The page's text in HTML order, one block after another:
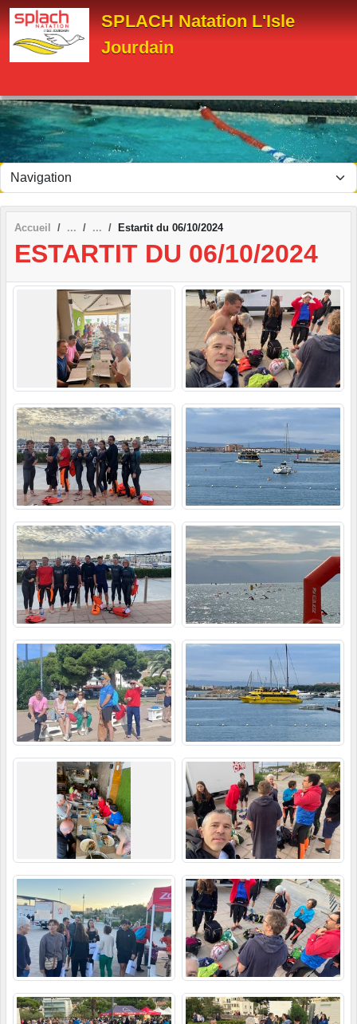
SPLACH Natation L'Isle
Jourdain
Accueil Estartit du 06/10/2024
ESTARTIT DU 06/10/2024
Panneau de gestion des cookies